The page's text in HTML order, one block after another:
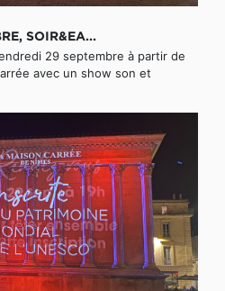
SOIR&EA...
29 septembre à partir de
avec un show son et